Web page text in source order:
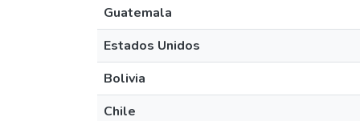
Guatemala
Estados Unidos
Bolivia
Chile